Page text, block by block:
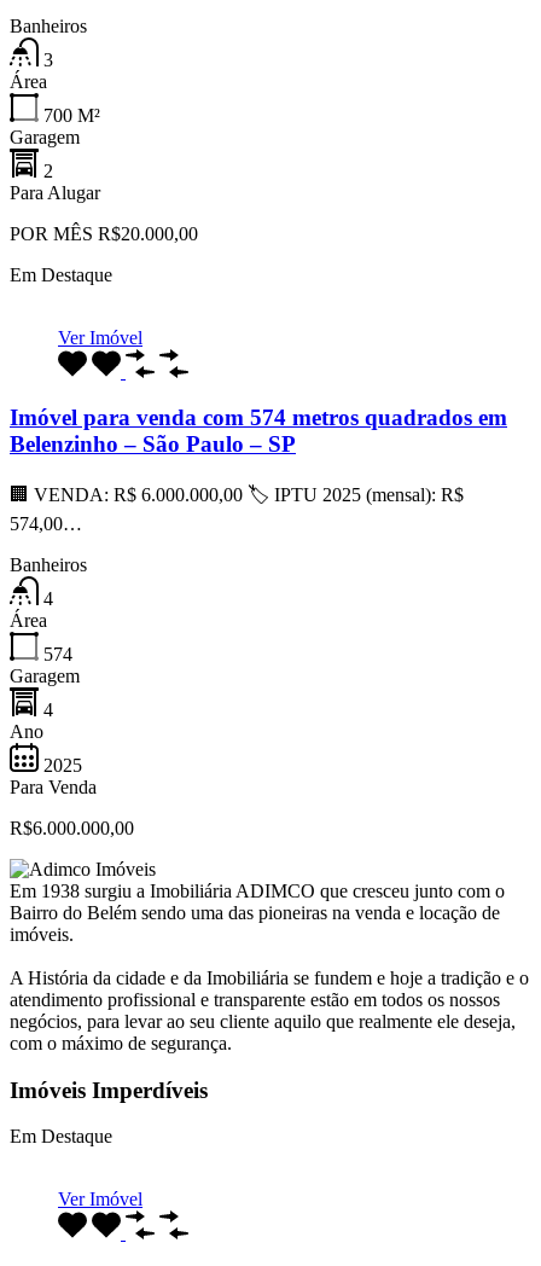
Banheiros
3
Área
700 M²
Garagem
2
Para Alugar
POR MÊS R$20.000,00
Em Destaque
Ver Imóvel
Imóvel para venda com 574 metros quadrados em
Belenzinho – São Paulo – SP
🏢 VENDA: R$ 6.000.000,00 🏷 IPTU 2025 (mensal): R$
574,00…
Banheiros
4
Área
574
Garagem
4
Ano
2025
Para Venda
R$6.000.000,00
Em 1938 surgiu a Imobiliária ADIMCO que cresceu junto com o
Bairro do Belém sendo uma das pioneiras na venda e locação de
imóveis.
A História da cidade e da Imobiliária se fundem e hoje a tradição e o
atendimento profissional e transparente estão em todos os nossos
negócios, para levar ao seu cliente aquilo que realmente ele deseja,
com o máximo de segurança.
Imóveis Imperdíveis
Em Destaque
Ver Imóvel